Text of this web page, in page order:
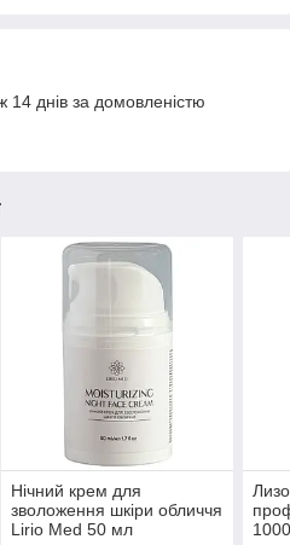
днів за домовленістю
Нічний крем для
зволоження шкіри обличчя
Lirio Med 50 мл